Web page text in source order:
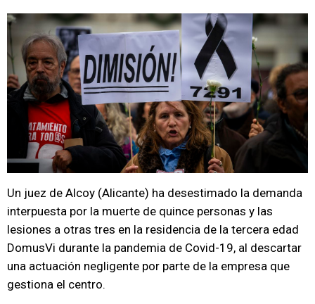
Un juez de Alcoy (Alicante) ha desestimado la demanda
interpuesta por la muerte de quince personas y las
lesiones a otras tres en la residencia de la tercera edad
DomusVi durante la pandemia de Covid-19, al descartar
una actuación negligente por parte de la empresa que
gestiona el centro.